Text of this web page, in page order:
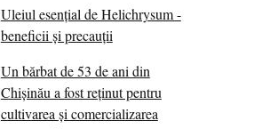
Uleiul esențial de Helichrysum -
beneficii și precauții
Un bărbat de 53 de ani din
Chișinău a fost reținut pentru
cultivarea și comercializarea